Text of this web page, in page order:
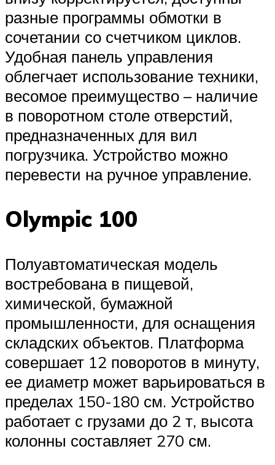
разные программы обмотки в
сочетании со счетчиком циклов.
Удобная панель управления
облегчает использование техники,
весомое преимущество – наличие
в поворотном столе отверстий,
предназначенных для вил
погрузчика. Устройство можно
перевести на ручное управление.
Olympic 100
Полуавтоматическая модель
востребована в пищевой,
химической, бумажной
промышленности, для оснащения
складских объектов. Платформа
совершает 12 поворотов в минуту,
ее диаметр может варьироваться в
пределах 150-180 см. Устройство
работает с грузами до 2 т, высота
колонны составляет 270 см.